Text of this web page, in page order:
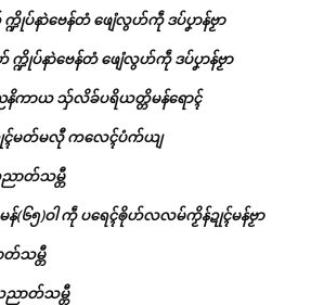
ပ်နာဲဗေန်တံ ဖျေံလွဟ်ကဵု ဒပ်ပၞာန်ဗၟာ
ဍိုပ်နာဲဗေန်တံ ဖျေံလွဟ်ကဵု ဒပ်ပၞာန်ဗၟာ
ကာယ သှ်လိခ်ပရိယတ္တိမန်ရောၚ်
မတ်မလီု ကလေၚ်ပံက်ယျ
ာတ်သမ္တီ
န်(၆၅)ဝါ ကဵု ပရေၚ်ၜိုဟ်လလမ်ကၟိန်ဍုၚ်မန်ဗၟာ
သမ္တီ
ာတ်သမ္တီ